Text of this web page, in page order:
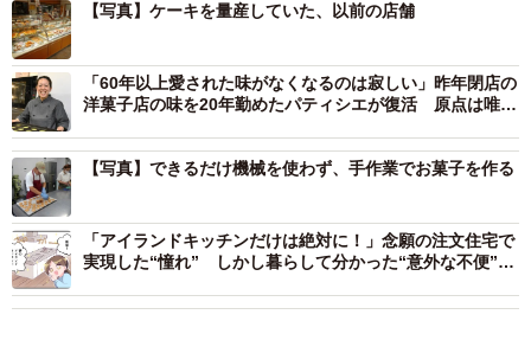
【写真】ケーキを量産していた、以前の店舗
「60年以上愛された味がなくなるのは寂しい」昨年閉店の
洋菓子店の味を20年勤めたパティシエが復活 原点は唯一
【写真】できるだけ機械を使わず、手作業でお菓子を作る
「アイランドキッチンだけは絶対に！」念願の注文住宅で
実現した“憧れ” しかし暮らして分かった“意外な不便”と